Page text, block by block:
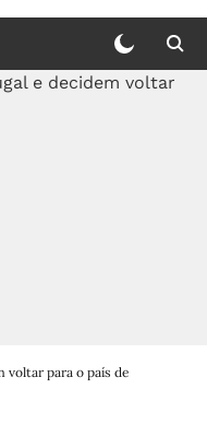
voltar para o país de